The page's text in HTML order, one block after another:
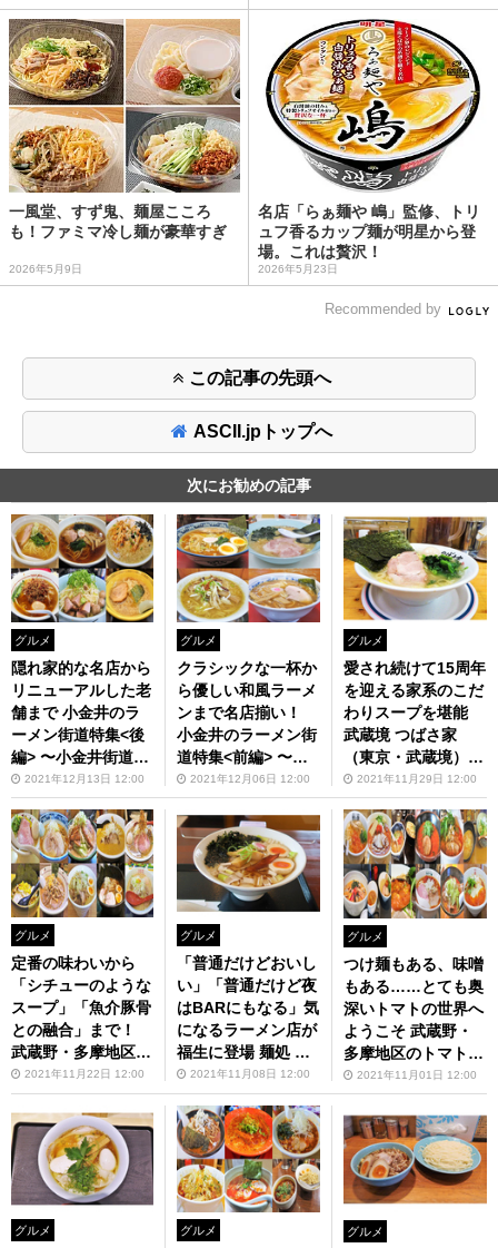
一風堂、すず鬼、麺屋こころ
も！ファミマ冷し麺が豪華すぎ
2026年5月9日
名店「らぁ麺や 嶋」監修、トリ
ュフ香るカップ麺が明星から登
場。これは贅沢！
2026年5月23日
Recommended by
この記事の先頭へ
ASCII.jpトップへ
次にお勧めの記事
グルメ
隠れ家的な名店から
リニューアルした老
舗まで 小金井のラ
ーメン街道特集<後
編> 〜小金井街道
編〜【ZATSUのオ
スス麺 in 武蔵野・
多摩】第84回
2021年12月13日 12:00
グルメ
クラシックな一杯か
ら優しい和風ラーメ
ンまで名店揃い！
小金井のラーメン街
道特集<前編> 〜新
小金井街道編〜【Z
ATSUのオスス麺 in
武蔵野・多摩】第83
回
2021年12月06日 12:00
グルメ
愛され続けて15周年
を迎える家系のこだ
わりスープを堪能
武蔵境 つばさ家
（東京・武蔵境）
【ZATSUのオスス
麺 in 武蔵野・多
摩】第82回
2021年11月29日 12:00
グルメ
定番の味わいから
「シチューのような
スープ」「魚介豚骨
との融合」まで！
武蔵野・多摩地区で
食べられる美味しい
味噌ラーメン特集
【ZATSUのオスス
麺 in 武蔵野・多
摩】第81回
2021年11月22日 12:00
グルメ
「普通だけどおいし
い」「普通だけど夜
はBARにもなる」気
になるラーメン店が
福生に登場 麺処 し
んすけ（東京・福
生）【ZATSUのオ
スス麺 in 武蔵野・
多摩】第79回
2021年11月08日 12:00
グルメ
つけ麺もある、味噌
もある……とても奥
深いトマトの世界へ
ようこそ 武蔵野・
多摩地区のトマトラ
ーメン特集【ZATS
Uのオスス麺 in 武蔵
野・多摩】第78回
2021年11月01日 12:00
グルメ グルメ グルメ